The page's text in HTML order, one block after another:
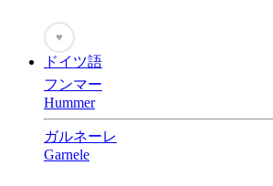
♥
ドイツ語
フンマー
Hummer
ガルネーレ
Garnele